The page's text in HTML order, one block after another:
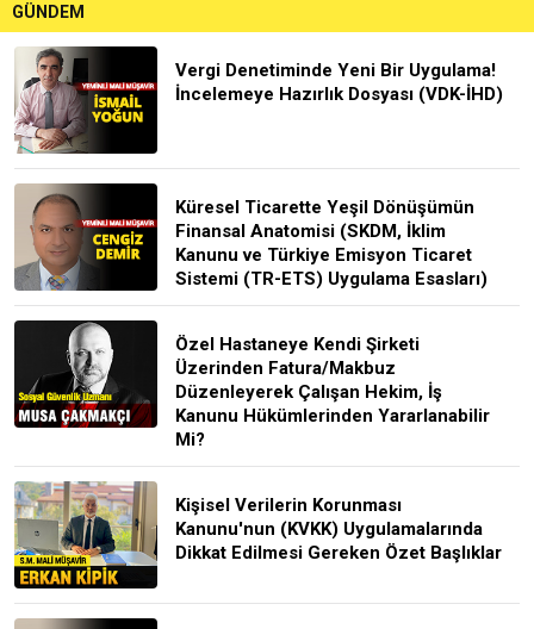
GÜNDEM
Vergi Denetiminde Yeni Bir Uygulama!
İncelemeye Hazırlık Dosyası (VDK-İHD)
Küresel Ticarette Yeşil Dönüşümün
Finansal Anatomisi (SKDM, İklim
Kanunu ve Türkiye Emisyon Ticaret
Sistemi (TR-ETS) Uygulama Esasları)
Özel Hastaneye Kendi Şirketi
Üzerinden Fatura/Makbuz
Düzenleyerek Çalışan Hekim, İş
Kanunu Hükümlerinden Yararlanabilir
Mi?
Kişisel Verilerin Korunması
Kanunu'nun (KVKK) Uygulamalarında
Dikkat Edilmesi Gereken Özet Başlıklar